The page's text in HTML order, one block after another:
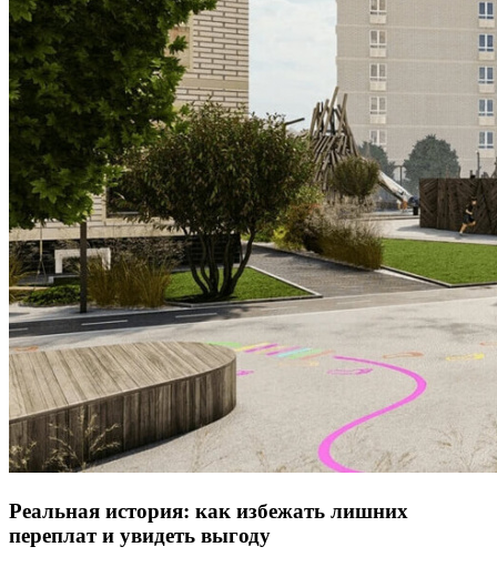
Реальная история: как избежать лишних
переплат и увидеть выгоду